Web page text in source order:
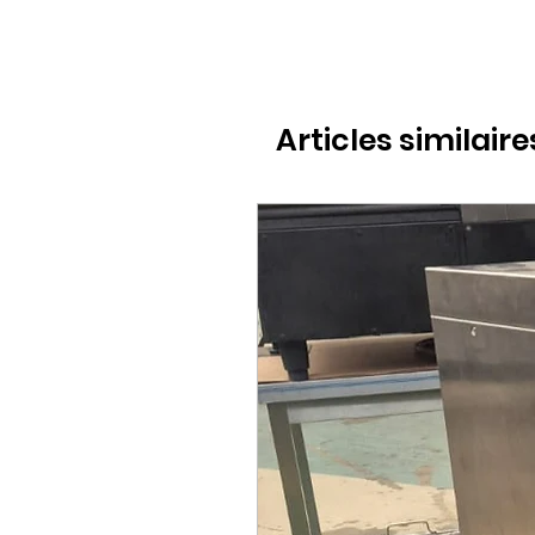
Articles